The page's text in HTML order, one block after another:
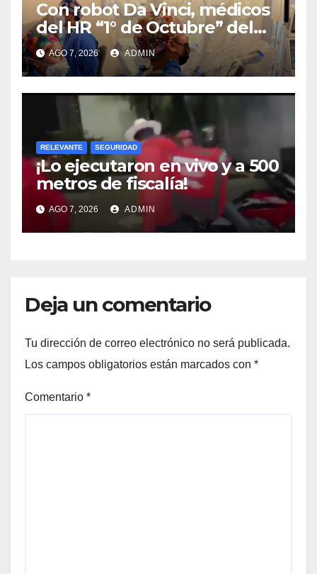
Con robot Da Vinci, médicos
del HR “1° de Octubre” del
ISSSTE retiran tumor renal a
paciente de 72 años
AGO 7, 2026 ADMIN
RELEVANTE SEGURIDAD
¡Lo ejecutaron en vivo y a 500
metros de fiscalía!
AGO 7, 2026 ADMIN
Deja un comentario
Tu dirección de correo electrónico no será publicada.
Los campos obligatorios están marcados con *
Comentario *